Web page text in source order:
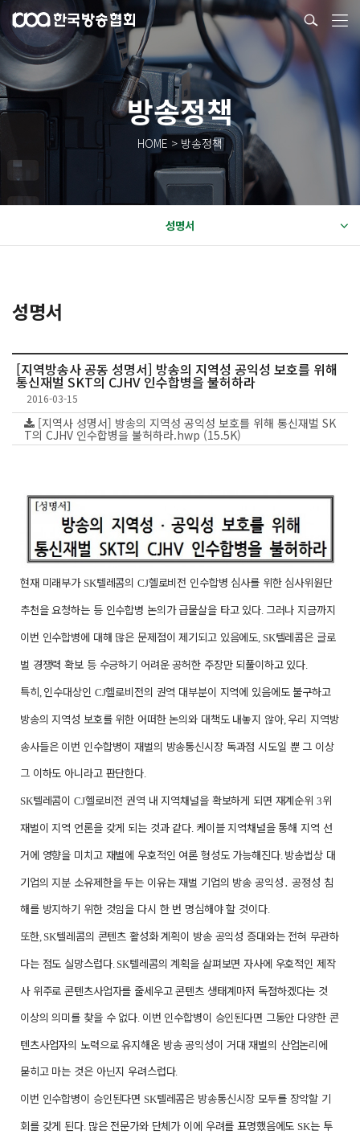
방송정책
HOME > 방송정책
성명서
성명서
[지역방송사 공동 성명서] 방송의 지역성 공익성 보호를 위해
통신재벌 SKT의 CJHV 인수합병을 불허하라
2016-03-15
[지역사 성명서] 방송의 지역성 공익성 보호를 위해 통신재벌 SK
T의 CJHV 인수합병을 불허하라.hwp (15.5K)
현재 미래부가 SK텔레콤의CJ헬로비전 인수합병 심사를 위한 심사위원단
추천을 요청하는 등 인수합병 논의가 급물살을 타고 있다. 그러나 지금까지
이번 인수합병에 대해 많은 문제점이 제기되고 있음에도, SK텔레콤은 글로
벌 경쟁력 확보 등 수긍하기 어려운 공허한 주장만 되풀이하고 있다.
특히, 인수대상인 CJ헬로비전의 권역 대부분이 지역에 있음에도 불구하고
방송의 지역성 보호를 위한 어떠한 논의와 대책도 내놓지 않아, 우리 지역방
송사들은 이번 인수합병이 재벌의 방송통신시장 독과점 시도일 뿐 그 이상
그 이하도 아니라고 판단한다.
SK텔레콤이CJ헬로비전 권역 내 지역채널을 확보하게 되면 재계순위 3위
재벌이 지역 언론을 갖게 되는 것과 같다. 케이블 지역채널을 통해 지역 선
거에 영향을 미치고 재벌에 우호적인 여론 형성도 가능해진다. 방송법상 대
기업의 지분 소유제한을 두는 이유는 재벌 기업의 방송 공익성․공정성 침
해를 방지하기 위한 것임을 다시 한 번 명심해야 할 것이다.
또한, SK텔레콤의 콘텐츠 활성화 계획이 방송 공익성 증대와는 전혀 무관하
다는 점도 실망스럽다. SK텔레콤의 계획을 살펴보면 자사에 우호적인 제작
사 위주로 콘텐츠사업자를 줄세우고 콘텐츠 생태계마저 독점하겠다는 것
이상의 의미를 찾을 수 없다. 이번 인수합병이 승인된다면 그동안 다양한 콘
텐츠사업자의 노력으로 유지해온 방송 공익성이 거대 재벌의 산업논리에
묻히고 마는 것은 아닌지 우려스럽다.
이번 인수합병이 승인된다면SK텔레콤은 방송통신시장 모두를 장악할 기
회를 갖게 된다. 많은 전문가와 단체가 이에 우려를 표명했음에도SK는 투